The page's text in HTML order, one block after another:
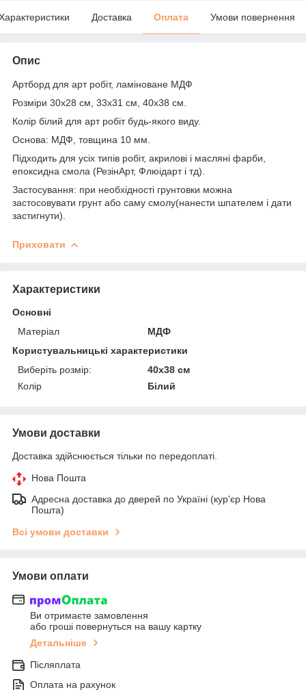
Доставка Оплата Умови повернення
Опис
Артборд для арт робіт, ламіноване МДФ
Розміри 30х28 см, 33х31 см, 40х38 см.
Колір білий для арт робіт будь-якого виду.
Основа: МДФ, товщина 10 мм.
Підходить для усіх типів робіт, акрилові і масляні фарби,
епоксидна смола (РезінАрт, Флюідарт і тд).
Застосування: при необхідності грунтовки можна
застосовувати грунт або саму смолу(нанести шпателем і дати
застигнути).
Приховати
Характеристики
Основні
Матеріал
МДФ
Користувальницькі характеристики
Виберіть розмір:
40х38 см
Колір
Білий
Умови доставки
Доставка здійснюється тільки по передоплаті.
Нова Пошта
Адресна доставка до дверей по Україні (кур'єр Нова
Пошта)
Всі умови доставки
Умови оплати
Ви отримаєте замовлення
або гроші повернуться на вашу картку
Детальніше
Післяплата
Оплата на рахунок